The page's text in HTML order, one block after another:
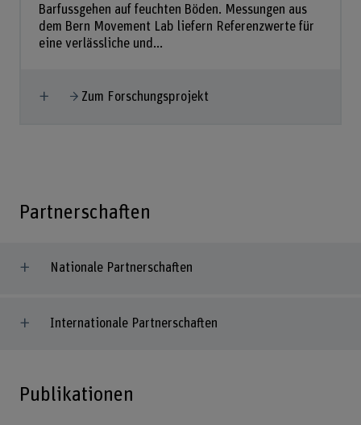
Barfussgehen auf feuchten Böden. Messungen aus
dem Bern Movement Lab liefern Referenzwerte für
eine verlässliche und...
Mehr anzeigen
Zum Forschungsprojekt
Partnerschaften
Nationale Partnerschaften
Internationale Partnerschaften
Publikationen